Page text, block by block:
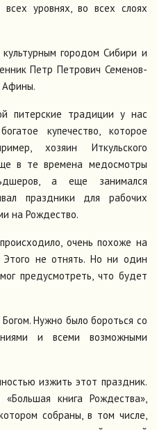
уровнях, во всех слоях
городом Сибири и
Петр Петрович Семенов-
Афины.
питерские традиции у нас
купечество, которое
хозяин Иткульского
в те времена медосмотры
а еще занимался
праздники для рабочих
на Рождество.
очень похоже на
Этого не отнять. Но ни один
предусмотреть, что будет
Нужно было бороться со
и всеми возможными
изжить этот праздник.
книга Рождества»,
собраны, в том числе,